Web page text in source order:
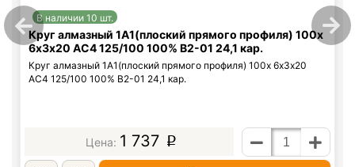
В наличии 10 шт.
Круг алмазный 1А1(плоский прямого профиля) 100х
6х3х20 АС4 125/100 100% В2-01 24,1 кар.
Круг алмазный 1А1(плоский прямого профиля) 100х 6х3х20
АС4 125/100 100% В2-01 24,1 кар.
1 737 p